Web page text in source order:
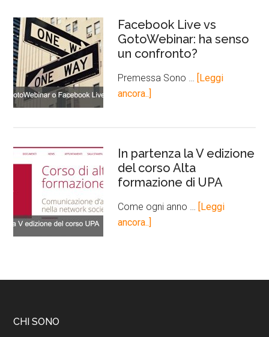
Facebook Live vs
GotoWebinar: ha senso
un confronto?
Premessa Sono … [Leggi
ancora..]
In partenza la V edizione
del corso Alta
formazione di UPA
Come ogni anno … [Leggi
ancora..]
CHI SONO